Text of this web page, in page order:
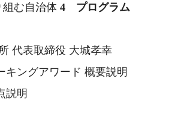
む自治体4 プログラム
代表取締役 大城孝幸
キングアワード 概要説明
説明